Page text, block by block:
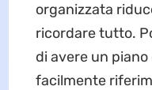
organizzata
ricordare tutto.
di avere un
facilmente